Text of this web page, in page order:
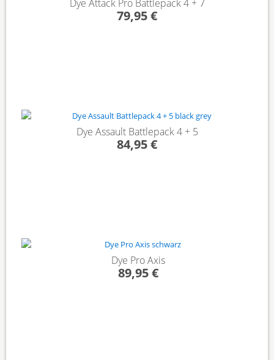
Dye Attack Pro Battlepack 4 + 7
79,95 €
Dye Assault Battlepack 4 + 5
84,95 €
Dye Pro Axis
89,95 €